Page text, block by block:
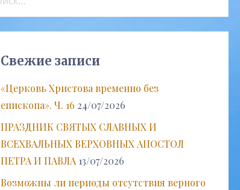
Свежие записи
«Церковь Христова временно без
епископа». Ч. 16 24/07/2026
ПРАЗДНИК СВЯТЫХ СЛАВНЫХ И
ВСЕХВАЛЬНЫХ ВЕРХОВНЫХ АПОСТОЛ
ПЕТРА И ПАВЛА 13/07/2026
Возможны ли периоды отсутствия верного